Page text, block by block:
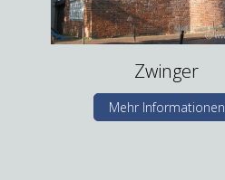
Zwinger
Mehr Informationen